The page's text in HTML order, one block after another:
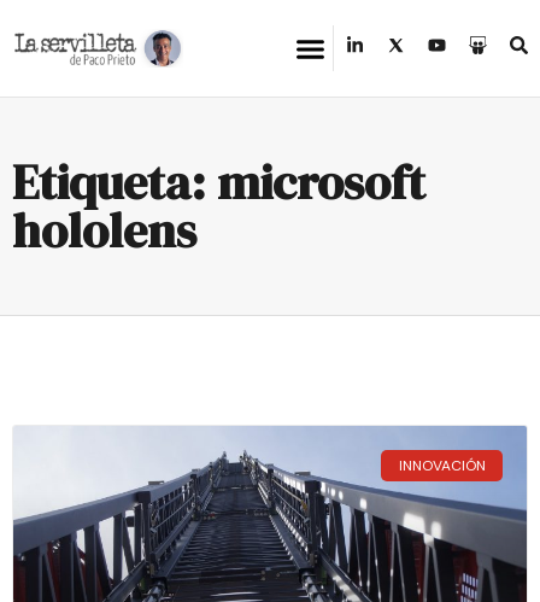
Etiqueta: microsoft
hololens
INNOVACIÓN